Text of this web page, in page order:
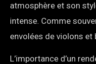
atmosphère et son
intense. Comme
envolées de violons et
L’importance d’un